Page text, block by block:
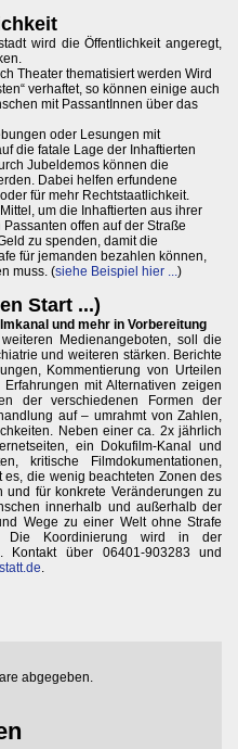
wird die Öffentlichkeit angeregt,
Theater thematisiert werden Wird
verhaftet, so können einige auch
mit PassantInnen über das
oder Lesungen mit
die fatale Lage der Inhaftierten
Jubeldemos können die
Dabei helfen erfundene
für mehr Rechtstaatlichkeit.
um die Inhaftierten aus ihrer
offen auf der Straße
zu spenden, damit die
für jemanden bezahlen können,
muss. (siehe Beispiel hier ...)
Start ...)
und mehr in Vorbereitung
Medienangeboten, soll die
und weiteren stärken. Berichte
Kommentierung von Urteilen
mit Alternativen zeigen
der verschiedenen Formen der
auf – umrahmt von Zahlen,
Neben einer ca. 2x jährlich
ein Dokufilm-Kanal und
kritische Filmdokumentationen,
die wenig beachteten Zonen des
und für konkrete Veränderungen zu
innerhalb und außerhalb der
Wege zu einer Welt ohne Strafe
Die Koordinierung wird in der
Kontakt über 06401-903283 und
.
abgegeben.